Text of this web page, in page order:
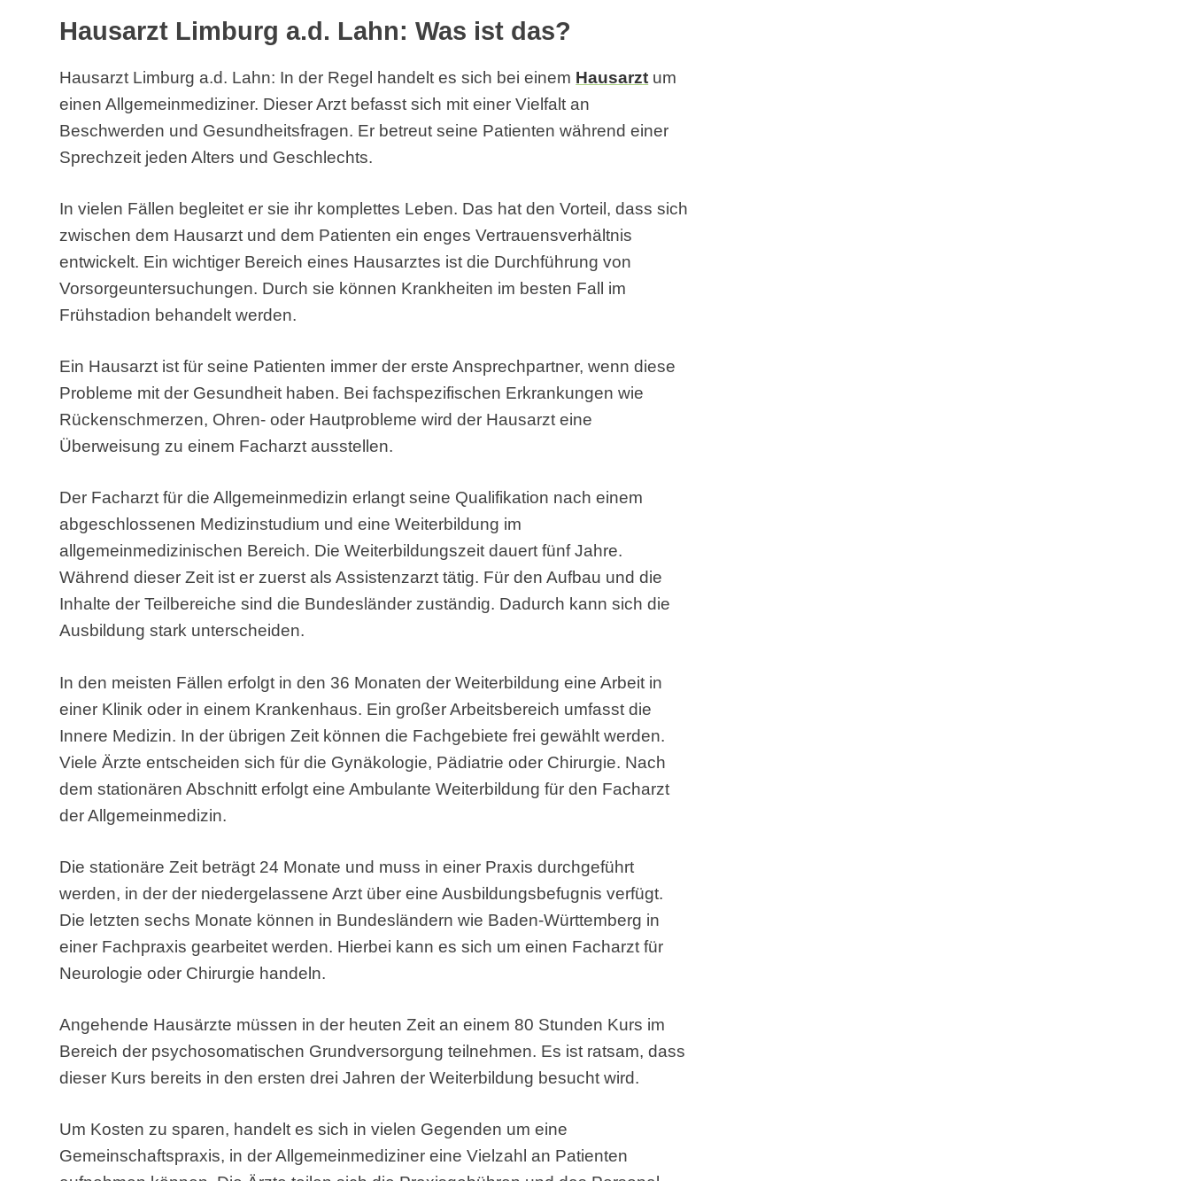
Hausarzt Limburg a.d. Lahn: Was ist das?
Hausarzt Limburg a.d. Lahn: In der Regel handelt es sich bei einem Hausarzt um
einen Allgemeinmediziner. Dieser Arzt befasst sich mit einer Vielfalt an
Beschwerden und Gesundheitsfragen. Er betreut seine Patienten während einer
Sprechzeit jeden Alters und Geschlechts.
In vielen Fällen begleitet er sie ihr komplettes Leben. Das hat den Vorteil, dass sich
zwischen dem Hausarzt und dem Patienten ein enges Vertrauensverhältnis
entwickelt. Ein wichtiger Bereich eines Hausarztes ist die Durchführung von
Vorsorgeuntersuchungen. Durch sie können Krankheiten im besten Fall im
Frühstadion behandelt werden.
Ein Hausarzt ist für seine Patienten immer der erste Ansprechpartner, wenn diese
Probleme mit der Gesundheit haben. Bei fachspezifischen Erkrankungen wie
Rückenschmerzen, Ohren- oder Hautprobleme wird der Hausarzt eine
Überweisung zu einem Facharzt ausstellen.
Der Facharzt für die Allgemeinmedizin erlangt seine Qualifikation nach einem
abgeschlossenen Medizinstudium und eine Weiterbildung im
allgemeinmedizinischen Bereich. Die Weiterbildungszeit dauert fünf Jahre.
Während dieser Zeit ist er zuerst als Assistenzarzt tätig. Für den Aufbau und die
Inhalte der Teilbereiche sind die Bundesländer zuständig. Dadurch kann sich die
Ausbildung stark unterscheiden.
In den meisten Fällen erfolgt in den 36 Monaten der Weiterbildung eine Arbeit in
einer Klinik oder in einem Krankenhaus. Ein großer Arbeitsbereich umfasst die
Innere Medizin. In der übrigen Zeit können die Fachgebiete frei gewählt werden.
Viele Ärzte entscheiden sich für die Gynäkologie, Pädiatrie oder Chirurgie. Nach
dem stationären Abschnitt erfolgt eine Ambulante Weiterbildung für den Facharzt
der Allgemeinmedizin.
Die stationäre Zeit beträgt 24 Monate und muss in einer Praxis durchgeführt
werden, in der der niedergelassene Arzt über eine Ausbildungsbefugnis verfügt.
Die letzten sechs Monate können in Bundesländern wie Baden-Württemberg in
einer Fachpraxis gearbeitet werden. Hierbei kann es sich um einen Facharzt für
Neurologie oder Chirurgie handeln.
Angehende Hausärzte müssen in der heuten Zeit an einem 80 Stunden Kurs im
Bereich der psychosomatischen Grundversorgung teilnehmen. Es ist ratsam, dass
dieser Kurs bereits in den ersten drei Jahren der Weiterbildung besucht wird.
Um Kosten zu sparen, handelt es sich in vielen Gegenden um eine
Gemeinschaftspraxis, in der Allgemeinmediziner eine Vielzahl an Patienten